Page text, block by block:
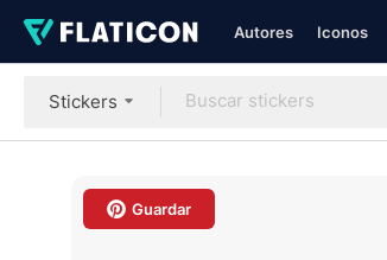
Autores Iconos
Stickers
Guardar